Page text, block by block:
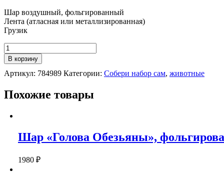
Шар воздушный, фольгированный
Лента (атласная или металлизированная)
Грузик
Количество
Шар"Волшебный
единорог",
фольгированный
см.
В корзину
Артикул: 784989 Категории: Собери набор сам, животные
Похожие товары
Шар «Голова Обезьяны»,
1980 ₽